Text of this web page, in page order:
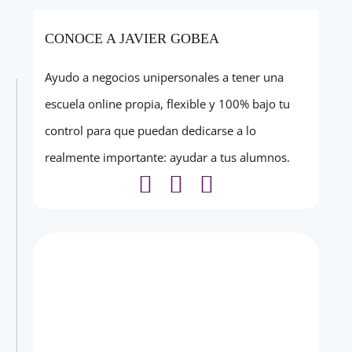
CONOCE A JAVIER GOBEA
Ayudo a negocios unipersonales a tener una
escuela online propia, flexible y 100% bajo tu
control para que puedan dedicarse a lo
realmente importante: ayudar a tus alumnos.